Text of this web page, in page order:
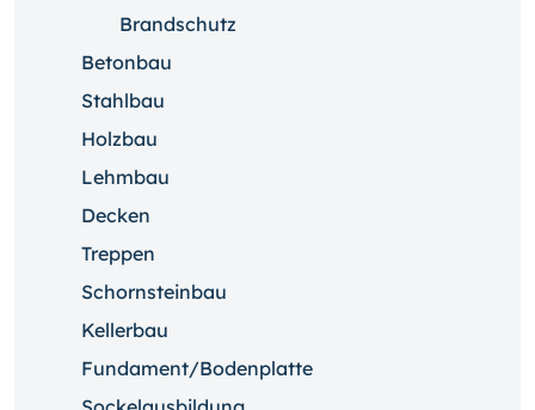
Brandschutz
Betonbau
Stahlbau
Holzbau
Lehmbau
Decken
Treppen
Schornsteinbau
Kellerbau
Fundament/Bodenplatte